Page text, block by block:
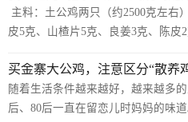
果...
好？一起来看看吧！ 一、雏鸡阶段
（约1个多月）雏鸡需要保温，而且
一些青绿饲料。 二、饲养方式：20
育雏室外活动，随着日龄...
主料：土公鸡两只（约2500克左右
皮5克、山楂片5克、良姜3克、陈皮
100克的、甜面酱60克、蚝油40克、
克、葱结一根。脆皮水：温水300克
法：1、把香料：花椒15克、八角10
买金寨大公鸡，注意区分“散养
随着生活条件越来越好，越来越多
后、80后一直在留恋儿时妈妈的味